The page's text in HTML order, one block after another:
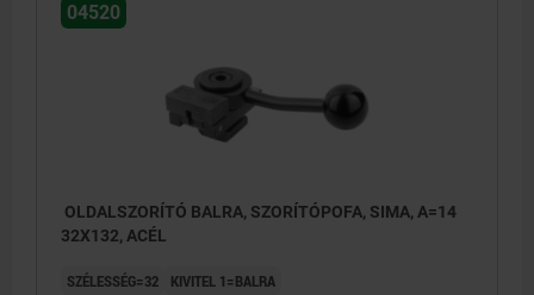
04520
OLDALSZORÍTÓ BALRA, SZORÍTÓPOFA, SIMA, A=14
32X132, ACÉL
SZÉLESSÉG=32
KIVITEL 1=BALRA